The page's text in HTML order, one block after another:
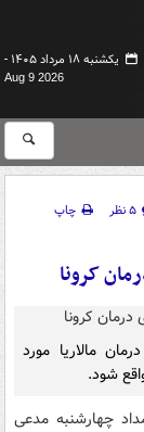
یکشنبه ۱۸ مرداد ۱۴۰۵ -
Aug 9 2026
۵ نظر
چاپ
کرونا
مالاریا مورد
شود.
چهارشنبه مدعی